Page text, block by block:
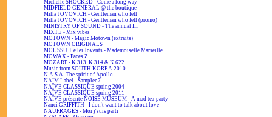
Michelle SHOCKED - Come a long way
MIDFIELD GENERAL @ the boutique
Milla JOVOVICH - Gentleman who fell
Milla JOVOVICH - Gentleman who fell (promo)
MINISTRY OF SOUND - The annual III
MIXTE - Mix vibes
MOTOWN - Magic Motown (extraits)
MOTOWN ORIGINALS
MOUSSU T e lei Jovents - Mademoiselle Marseille
MOWAX - Faces Z
MOZART - K.313, K.314 & K.622
Music from SOUTH KOREA 2010
N.A.S.A. The spirit of Apollo
NAIM Label - Sampler 7
NAÏVE CLASSIQUE spring 2004
NAÏVE CLASSIQUE spring 2011
NAÏVE présente NOISE MUSEUM - A mad tea-party
Nanci GRIFFITH - I don't want to talk about love
NAUFRAGÉS - Moi j'suis parti